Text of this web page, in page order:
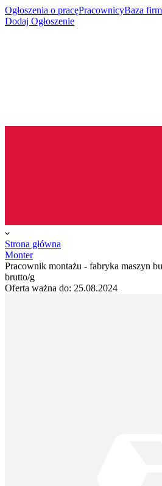
Ogłoszenia o pracęPracownicyBaza firm
Dodaj Ogłoszenie
Strona główna
Monter
Pracownik montażu - fabryka maszyn
brutto/g
Oferta ważna do: 25.08.2024